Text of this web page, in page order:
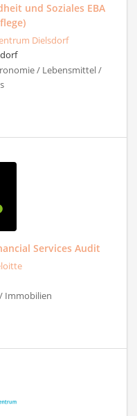
und Soziales EBA
Dielsdorf
/ Lebensmittel /
Services Audit
Immobilien